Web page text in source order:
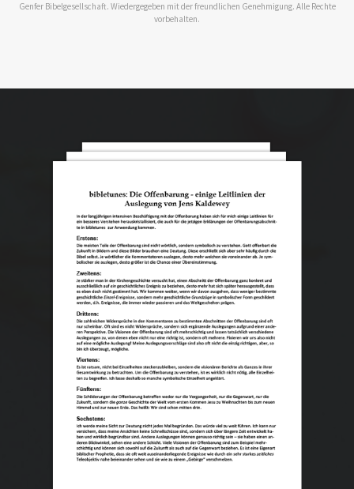
Genfer Bibelgesellschaft. Wiedergegeben mit der freundlichen Genehmigung. Alle Rechte
vorbehalten.